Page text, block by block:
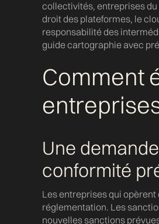
collectivités, entreprises
droit des plateformes, le
responsabilité des
guide cartographie avec
Comment
Une
conformité
Les entreprises qui
réglementation. Les
nouvelles sanctions